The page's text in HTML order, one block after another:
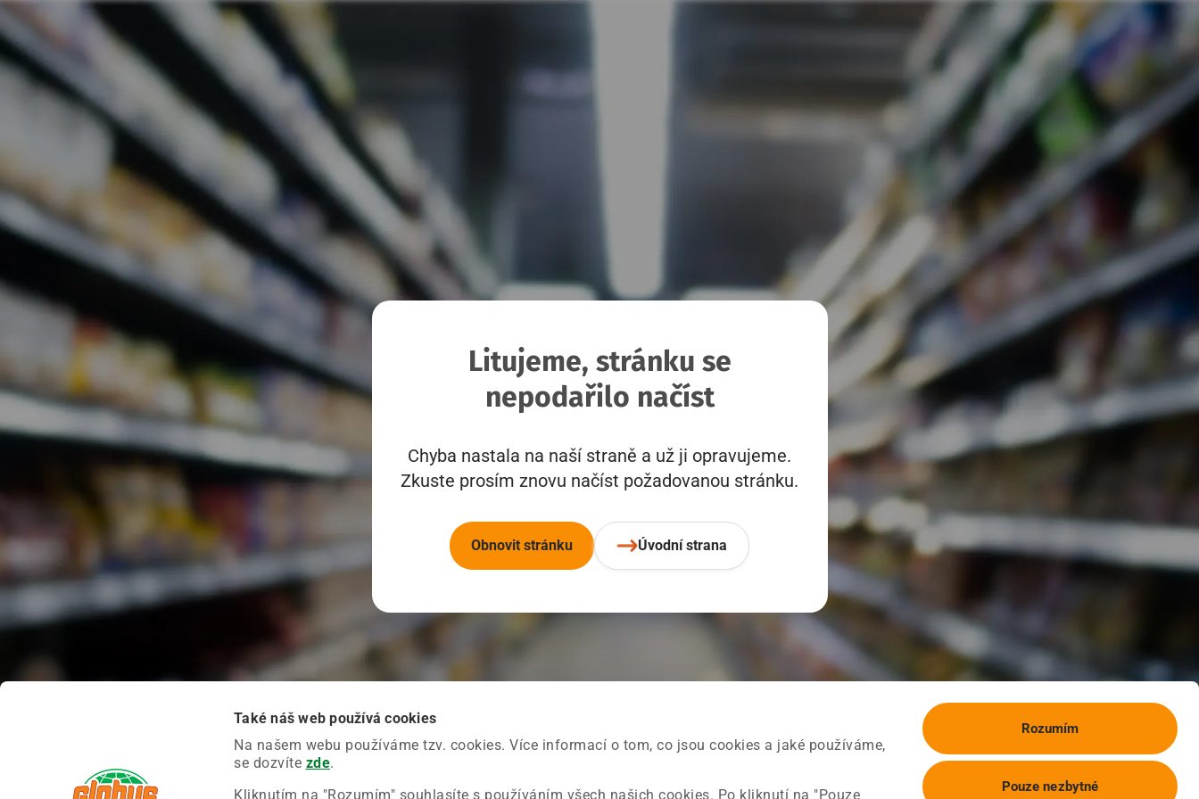
Také náš web používá cookies
Na našem webu používáme tzv. cookies. Více informací o tom, co jsou cookies a jaké používáme,
se dozvíte zde.
Kliknutím na "Rozumím" souhlasíte s používáním všech našich cookies. Po kliknutí na "Pouze
Rozumím
Pouze nezbytné
Litujeme, stránku se
nepodařilo načíst
Chyba nastala na naší straně a už ji opravujeme.
Zkuste prosím znovu načíst požadovanou stránku.
Obnovit stránku Úvodní strana